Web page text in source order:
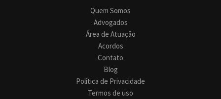
Quem Somos
Advogados
Área de Atuação
Acordos
Contato
Blog
Política de Privacidade
Termos de uso